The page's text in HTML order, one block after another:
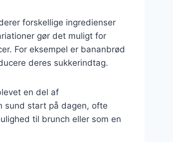
forskellige ingredienser
gør det muligt for
For eksempel er bananbrød
deres sukkerindtag.
en del af
sund start på dagen, ofte
til brunch eller som en